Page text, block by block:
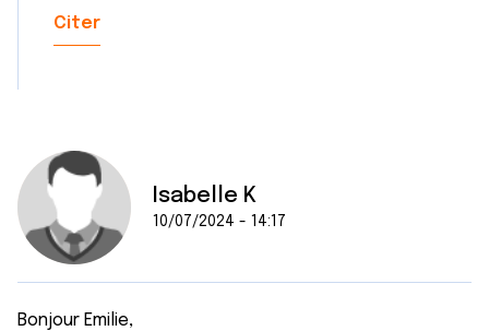
Citer
Isabelle K
10/07/2024 - 14:17
Bonjour Emilie,